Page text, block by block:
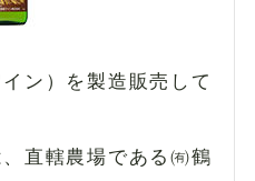
ン）を製造販売して
直轄農場である㈲鶴